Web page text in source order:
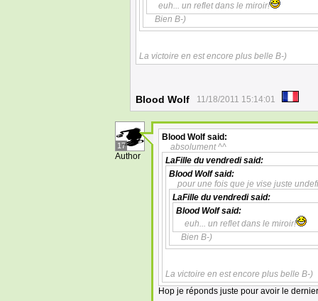
euh... un reflet dans le miroir!
Bien B-)
La victoire en est encore plus belle B-)
Blood Wolf 11/18/2011 15:14:01
17
Author
Blood Wolf said:
absolument ^^
LaFille du vendredisaid:
Blood Wolfsaid:
pour une fois que je vise juste
LaFille du vendredisaid:
Blood Wolfsaid:
euh... un reflet dans le miroir!
Bien B-)
La victoire en est encore plus belle B-)
Hop je réponds juste pour avoir le